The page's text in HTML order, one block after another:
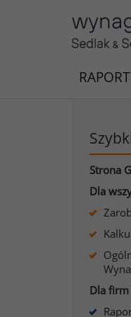
Strona
Dla
Dla firm